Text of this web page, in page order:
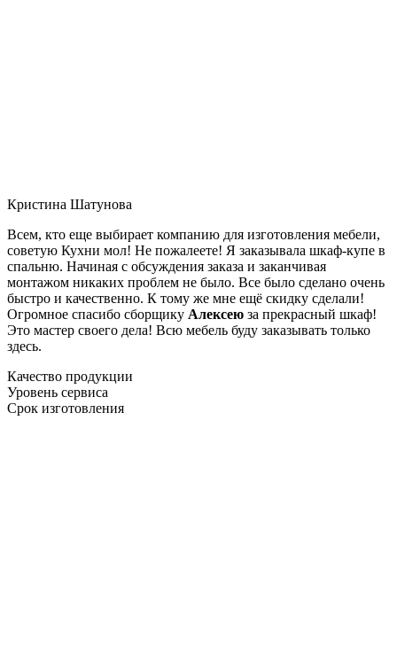
Кристина Шатунова
Всем, кто еще выбирает компанию для изготовления мебели,
советую Кухни мол! Не пожалеете! Я заказывала шкаф-купе в
спальню. Начиная с обсуждения заказа и заканчивая
монтажом никаких проблем не было. Все было сделано очень
быстро и качественно. К тому же мне ещё скидку сделали!
Огромное спасибо сборщику Алексею за прекрасный шкаф!
Это мастер своего дела! Всю мебель буду заказывать только
здесь.
Качество продукции
Уровень сервиса
Срок изготовления